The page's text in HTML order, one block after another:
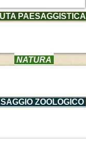
PAESAGGISTICA
NATURA
ZOOLOGICO